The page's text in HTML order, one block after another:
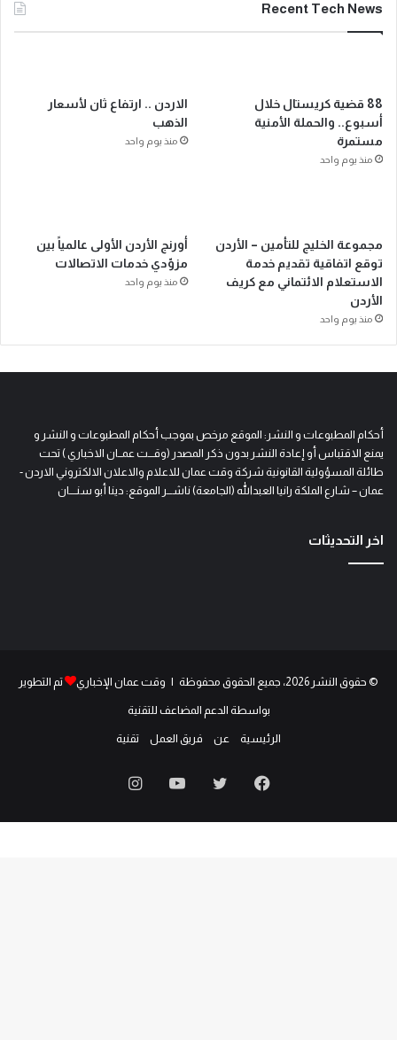
Recent Tech News
88 قضية كريستال خلال
أسبوع.. والحملة الأمنية
مستمرة
منذ يوم واحد
الاردن .. ارتفاع ثان لأسعار
الذهب
منذ يوم واحد
مجموعة الخليج للتأمين – الأردن
توقع اتفاقية تقديم خدمة
الاستعلام الائتماني مع كريف
الأردن
منذ يوم واحد
أورنج الأردن الأولى عالمياً بين
مزوّدي خدمات الاتصالات
منذ يوم واحد
أحكام المطبوعات و النشر: الموقع مرخص بموجب أحكام المطبوعات و النشر و
يمنع الاقتباس أو إعادة النشر بدون ذكر المصدر (وقـــت عمــان الاخباري ) تحت
طائلة المسؤولية القانونية شركة وقت عمان للاعلام والاعلان الالكتروني الاردن -
عمان – شارع الملكة رانيا العبدالله (الجامعة) ناشـــر الموقع: دينا أبو سنــــان
اخر التحديثات
© حقوق النشر 2026، جميع الحقوق محفوظة | وقت عمان الإخباري تم التطوير
بواسطة الدعم المضاعف للتقنية
الرئيسية عن فريق العمل تقنية